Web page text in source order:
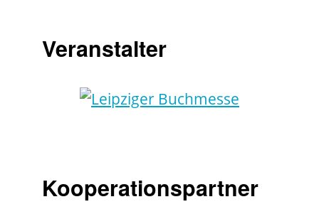
Veranstalter
Kooperationspartner